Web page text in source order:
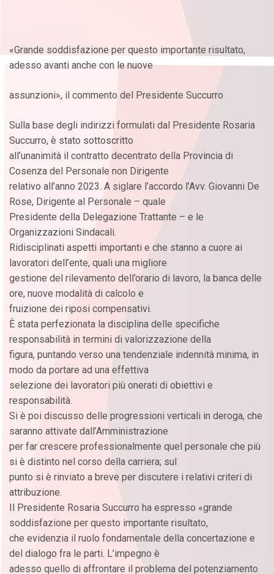
«Grande soddisfazione per questo importante risultato,
adesso avanti anche con le nuove
assunzioni», il commento del Presidente Succurro
Sulla base degli indirizzi formulati dal Presidente Rosaria
Succurro, è stato sottoscritto
all’unanimità il contratto decentrato della Provincia di
Cosenza del Personale non Dirigente
relativo all’anno 2023. A siglare l’accordo l’Avv. Giovanni De
Rose, Dirigente al Personale – quale
Presidente della Delegazione Trattante – e le
Organizzazioni Sindacali.
Ridisciplinati aspetti importanti e che stanno a cuore ai
lavoratori dell’ente, quali una migliore
gestione del rilevamento dell’orario di lavoro, la banca delle
ore, nuove modalità di calcolo e
fruizione dei riposi compensativi.
È stata perfezionata la disciplina delle specifiche
responsabilità in termini di valorizzazione della
figura, puntando verso una tendenziale indennità minima, in
modo da portare ad una effettiva
selezione dei lavoratori più onerati di obiettivi e
responsabilità.
Si è poi discusso delle progressioni verticali in deroga, che
saranno attivate dall’Amministrazione
per far crescere professionalmente quel personale che più
si è distinto nel corso della carriera; sul
punto si è rinviato a breve per discutere i relativi criteri di
attribuzione.
Il Presidente Rosaria Succurro ha espresso «grande
soddisfazione per questo importante risultato,
che evidenzia il ruolo fondamentale della concertazione e
del dialogo fra le parti. L’impegno è
adesso quello di affrontare il problema del potenziamento